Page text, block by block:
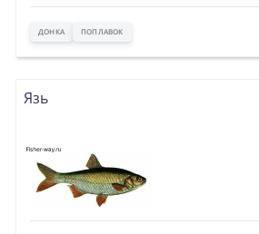
ДОНКА ПОПЛАВОК
Язь